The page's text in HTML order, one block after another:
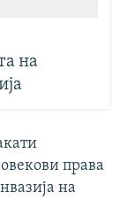
на
права
на